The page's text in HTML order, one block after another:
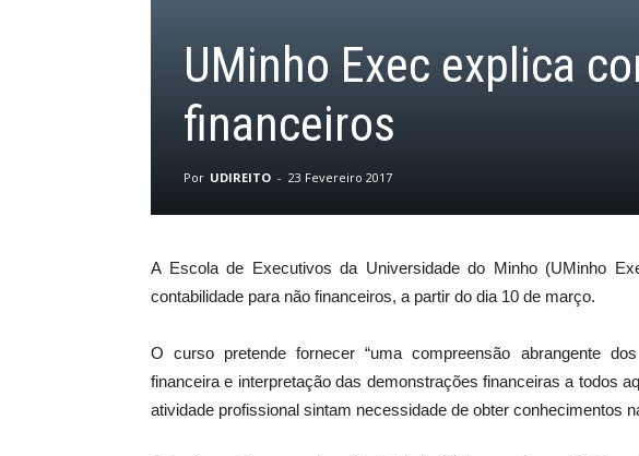
UMinho Exec explica
financeiros
Por UDIREITO - 23 Fevereiro 2017
A Escola de Executivos da Universidade do Minho (UMinho
contabilidade para não financeiros, a partir do dia 10 de março.
O curso pretende fornecer “uma compreensão abrangente
financeira e interpretação das demonstrações financeiras a todos
atividade profissional sintam necessidade de obter conhecimentos